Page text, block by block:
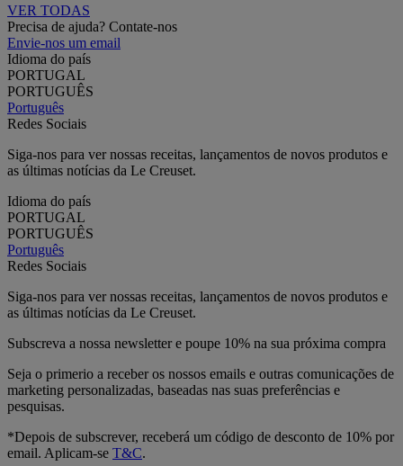
VER TODAS
Precisa de ajuda? Contate-nos
Envie-nos um email
Idioma do país
PORTUGAL
PORTUGUÊS
Português
Redes Sociais
Siga-nos para ver nossas receitas, lançamentos de novos produtos e
as últimas notícias da Le Creuset.
Idioma do país
PORTUGAL
PORTUGUÊS
Português
Redes Sociais
Siga-nos para ver nossas receitas, lançamentos de novos produtos e
as últimas notícias da Le Creuset.
Subscreva a nossa newsletter e poupe 10% na sua próxima compra
Seja o primerio a receber os nossos emails e outras comunicações de
marketing personalizadas, baseadas nas suas preferências e
pesquisas.
*Depois de subscrever, receberá um código de desconto de 10% por
email. Aplicam-se T&C.